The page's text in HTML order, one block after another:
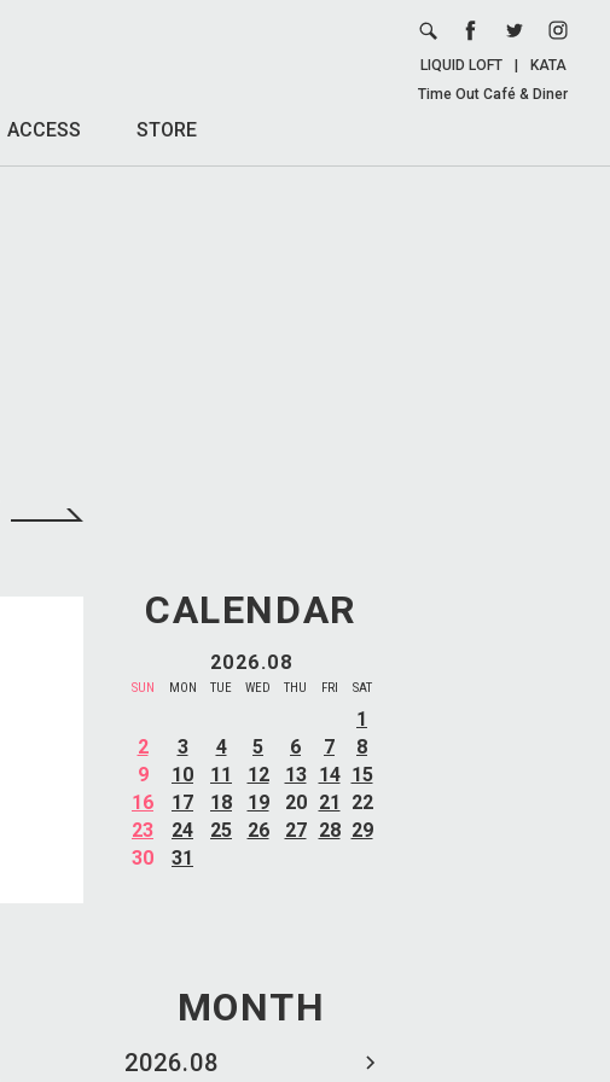
ACCESS STORE
LIQUID LOFT
KATA
Time Out Café & Diner
CALENDAR
2026.08
SUN MON TUE WED THU FRI SAT
1
2
3 4 5 6 7
8
9
10 11 12 13 14 15
16
17 18 19 20 21
22
23
24 25 26 27 28 29
30
31
MONTH
2026.08